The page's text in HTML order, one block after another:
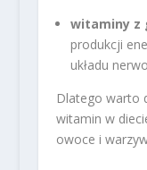
witaminy z
produkcji
układu
Dlatego warto
witamin w
owoce i